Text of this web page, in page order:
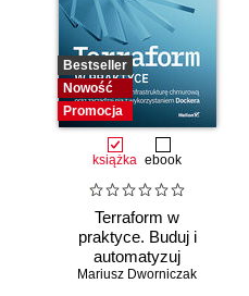
Bestseller
Nowość
Promocja
książka ebook
Terraform w
praktyce. Buduj i
automatyzuj
infrastrukturę
Mariusz Dworniczak